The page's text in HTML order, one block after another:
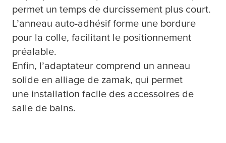
permet un temps de durcissement plus court.
L’anneau auto-adhésif forme une bordure
pour la colle, facilitant le positionnement
préalable.
Enfin, l’adaptateur comprend un anneau
solide en alliage de zamak, qui permet
une installation facile des accessoires de
salle de bains.